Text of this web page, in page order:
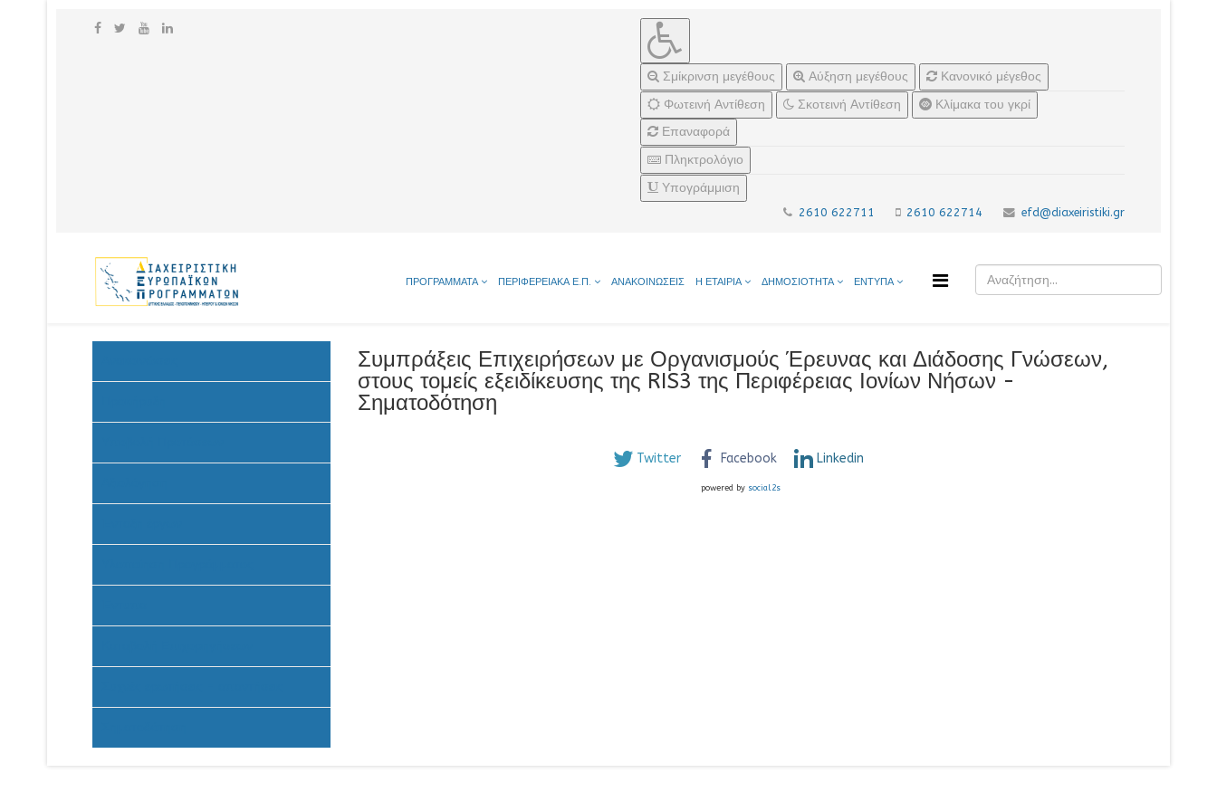
Σμίκρινση μεγέθους Αύξηση μεγέθους
Κανονικό μέγεθος
Φωτεινή Αντίθεση
Σκοτεινή Αντίθεση
Κλίμακα του γκρί
Επαναφορά
Πληκτρολόγιο
Υπογράμμιση
2610 622711 2610 622714 efd@diaxeiristiki.gr
ΠΡΟΓΡΑΜΜΑΤΑ ΠΕΡΙΦΕΡΕΙΑΚΑ Ε.Π. ΑΝΑΚΟΙΝΩΣΕΙΣ Η ΕΤΑΙΡΙΑ ΔΗΜΟΣΙΟΤΗΤΑ ΕΝΤΥΠΑ
Συμπράξεις Επιχειρήσεων με Οργανισμούς Έρευνας και Διάδοσης Γνώσεων,
στους τομείς εξειδίκευσης της RIS3 της Περιφέρειας Ιονίων Νήσων -
Σηματοδότηση
Twitter Facebook Linkedin
powered by social2s